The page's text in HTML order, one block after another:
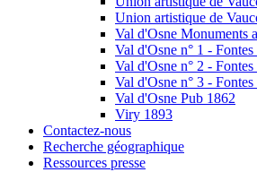
Union artistique de
Val d'Osne Monuments
Val d'Osne n° 1 -
Val d'Osne n° 2 - Fontes
Val d'Osne n° 3 - Fontes
Val d'Osne Pub 1862
Viry 1893
Contactez-nous
Recherche géographique
Ressources presse